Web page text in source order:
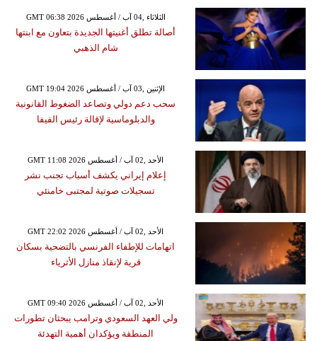
GMT 06:38 2026 الثلاثاء ,04 آب / أغسطس
أصالة تطلق أغنيتها الجديدة بتعاون مع ابنتها
شام الذهبي
GMT 19:04 2026 الإثنين ,03 آب / أغسطس
سحب دعم دولي وتصاعد الضغوط القانونية
والدبلوماسية لإقالة رئيس الفيفا
GMT 11:08 2026 الأحد ,02 آب / أغسطس
إعلام إيراني يكشف أسباب تجنب نشر
تسجيلات صوتية لمجتبى خامنئي
GMT 22:02 2026 الأحد ,02 آب / أغسطس
اتهامات للإطفاء الفرنسي بالتضحية بسكان
قرية لإنقاذ منازل الأثرياء
GMT 09:40 2026 الأحد ,02 آب / أغسطس
ولي العهد السعودي وترامب يبحثان تطورات
المنطقة ويؤكدان أهمية التهدئة